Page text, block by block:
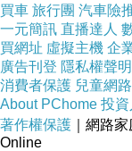
買車 旅行團 汽車險
一元簡訊 直播達人
買網址 虛擬主機 企
廣告刊登 隱私權聲明
消費者保護 兒童網
About PChome 投
著作權保護 ｜網路
Online